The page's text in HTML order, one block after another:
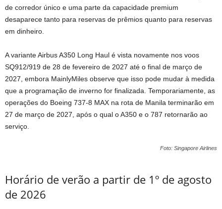
de corredor único e uma parte da capacidade premium
desaparece tanto para reservas de prêmios quanto para reservas
em dinheiro.
A variante Airbus A350 Long Haul é vista novamente nos voos
SQ912/919 de 28 de fevereiro de 2027 até o final de março de
2027, embora MainlyMiles observe que isso pode mudar à medida
que a programação de inverno for finalizada. Temporariamente, as
operações do Boeing 737-8 MAX na rota de Manila terminarão em
27 de março de 2027, após o qual o A350 e o 787 retornarão ao
serviço.
Foto: Singapore Airlines
Horário de verão a partir de 1º de agosto
de 2026